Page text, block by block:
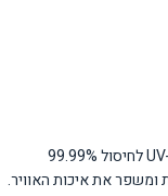
טכנולוגיית PureBreeze UV משתמשת בקרני UV-C LED לחיסול 99.99%
ומשפר את איכות האוויר.